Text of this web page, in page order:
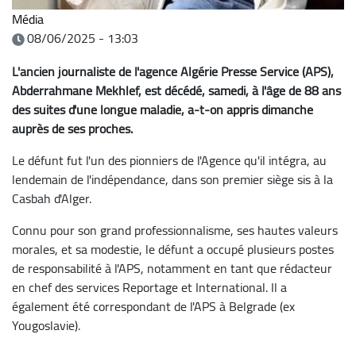
Média
08/06/2025 - 13:03
L'ancien journaliste de l'agence Algérie Presse Service (APS),
Abderrahmane Mekhlef, est décédé, samedi, à l'âge de 88 ans
des suites d'une longue maladie, a-t-on appris dimanche
auprès de ses proches.
Le défunt fut l'un des pionniers de l'Agence qu'il intégra, au
lendemain de l'indépendance, dans son premier siège sis à la
Casbah d'Alger.
Connu pour son grand professionnalisme, ses hautes valeurs
morales, et sa modestie, le défunt a occupé plusieurs postes
de responsabilité à l'APS, notamment en tant que rédacteur
en chef des services Reportage et International. Il a
également été correspondant de l'APS à Belgrade (ex
Yougoslavie).